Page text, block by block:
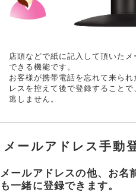
店頭などで紙に記入して頂いた
できる機能です。
お客様が携帯電話を忘れて来ら
レスを控えて後で登録すること
逃しません。
メールアドレス手動
メールアドレスの他、お名
も一緒に登録できます。